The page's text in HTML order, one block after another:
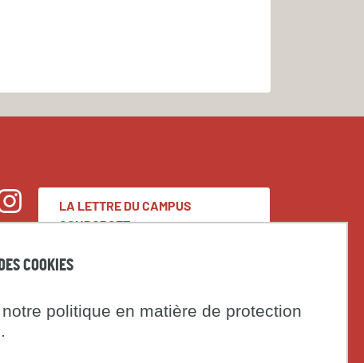
COOKIES
politique en matière de protection
LA LETTRE DU CAMPUS
CONDORCET
Marchés publics